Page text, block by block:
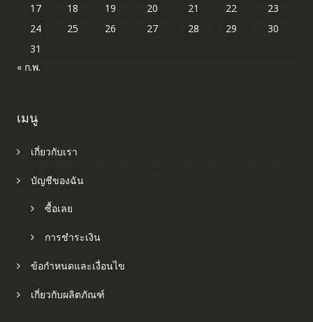
17
18 19 20 21 22
23
24
25 26 27 28 29
30
31
« ก.พ.
เมนู
เกี่ยวกับเรา
บัญชีของฉัน
ซื้อเลย
การชำระเงิน
ข้อกำหนดและเงื่อนไข
เกี่ยวกับผลิตภัณฑ์